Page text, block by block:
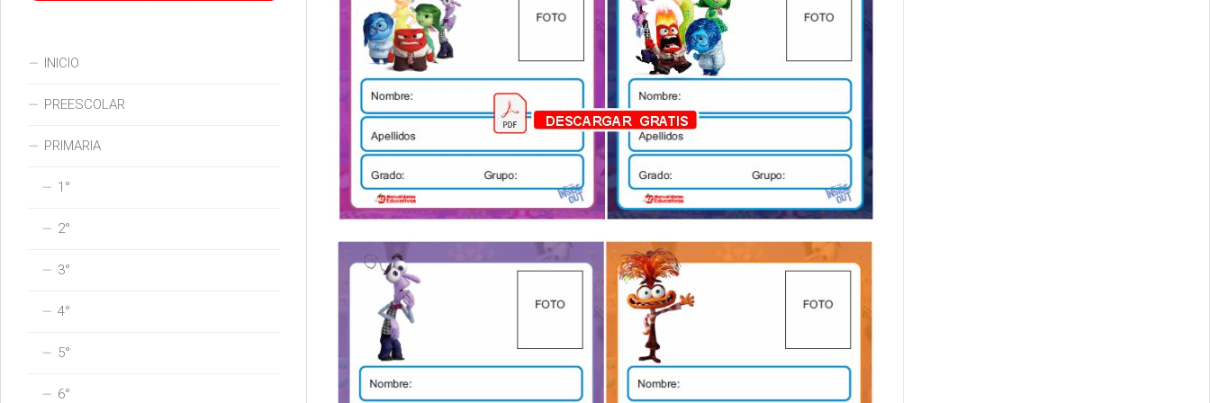
INICIO
PREESCOLAR
PRIMARIA
1°
2°
3°
4°
5°
6°